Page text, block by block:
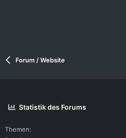
Forum / Website
Statistik des Forums
Themen